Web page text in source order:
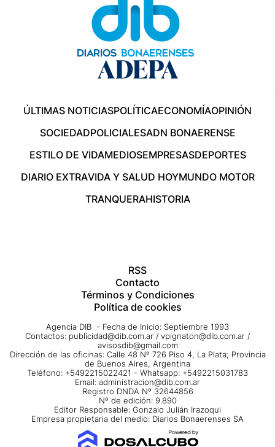
ÚLTIMAS NOTICIASPOLÍTICAECONOMÍAOPINIÓN
SOCIEDADPOLICIALESADN BONAERENSE
ESTILO DE VIDAMEDIOSEMPRESASDEPORTES
DIARIO EXTRAVIDA Y SALUD HOYMUNDO MOTOR
TRANQUERAHISTORIA
RSS
Contacto
Términos y Condiciones
Política de cookies
Agencia DIB - Fecha de Inicio: Septiembre 1993
Contactos: publicidad@dib.com.ar / vpignaton@dib.com.ar /
avisosdib@gmail.com
Dirección de las oficinas: Calle 48 Nº 726 Piso 4, La Plata; Provincia
de Buenos Aires, Argentina
Teléfono: +5492215022421 - Whatsapp: +5492215031783
Email: administracion@dib.com.ar
Registro DNDA Nº 32644856
Nº de edición: 9.890
Editor Responsable: Gonzalo Julián Irazoqui
Empresa propietaria del medio: Diarios Bonaerenses SA